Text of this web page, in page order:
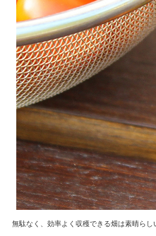
無駄なく、効率よく収穫できる畑は素晴ら